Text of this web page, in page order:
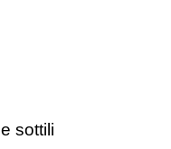
sottili